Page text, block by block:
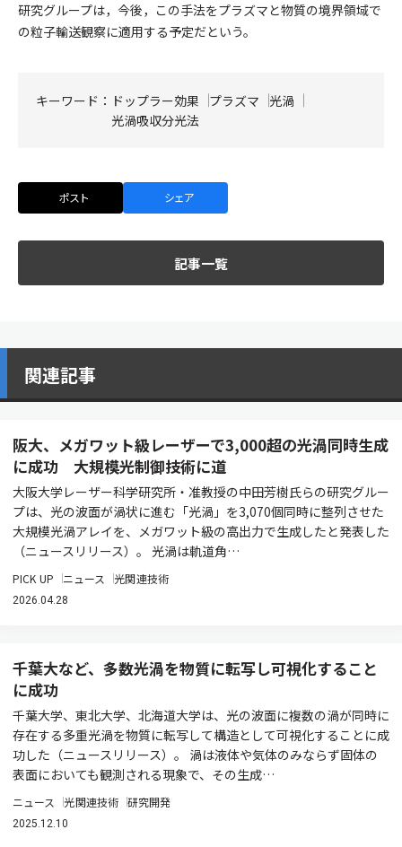
研究グループは，今後，この手法をプラズマと物質の境界領域で
の粒子輸送観察に適用する予定だという。
キーワード： ドップラー効果 プラズマ
光渦
光渦吸収分光法
ポスト シェア
記事一覧
関連記事
阪大、メガワット級レーザーで3,000超の光渦同時生成
に成功 大規模光制御技術に道
大阪大学レーザー科学研究所・准教授の中田芳樹氏らの研究グルー
プは、光の波面が渦状に進む「光渦」を3,070個同時に整列させた
大規模光渦アレイを、メガワット級の高出力で生成したと発表した
（ニュースリリース）。 光渦は軌道角…
PICK UP ニュース 光関連技術
2026.04.28
千葉大など、多数光渦を物質に転写し可視化すること
に成功
千葉大学、東北大学、北海道大学は、光の波面に複数の渦が同時に
存在する多重光渦を物質に転写して構造として可視化することに成
功した（ニュースリリース）。 渦は液体や気体のみならず固体の
表面においても観測される現象で、その生成…
ニュース 光関連技術 研究開発
2025.12.10